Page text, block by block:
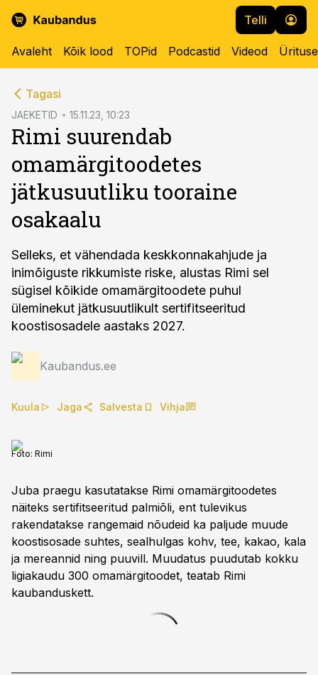
Telli
Avaleht Kõik lood TOPid Podcastid Videod
Tagasi
JAEKETID 15.11.23, 10:23
Rimi suurendab
omamärgitoodetes
jätkusuutliku tooraine
osakaalu
Selleks, et vähendada keskkonnakahjude ja
inimõiguste rikkumiste riske, alustas Rimi sel
sügisel kõikide omamärgitoodete puhul
üleminekut jätkusuutlikult sertifitseeritud
koostisosadele aastaks 2027.
Kaubandus.ee
Kuula Jaga Salvesta Vihja
Foto: Rimi
Juba praegu kasutatakse Rimi omamärgitoodetes
näiteks sertifitseeritud palmiõli, ent tulevikus
rakendatakse rangemaid nõudeid ka paljude muude
koostisosade suhtes, sealhulgas kohv, tee, kakao, kala
ja mereannid ning puuvill. Muudatus puudutab kokku
ligiakaudu 300 omamärgitoodet, teatab Rimi
kaubanduskett.